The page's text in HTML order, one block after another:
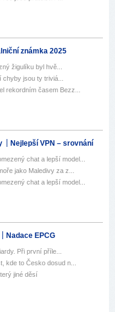
známka 2025
žigulíku byl hvě...
jsou ty triviá...
rekordním časem Bezz...
Nejlepší VPN – srovnání
chat a lepší model...
jako Maledivy za z...
chat a lepší model...
Nadace EPCG
Při první příle...
kde to Česko dosud n...
jiné děsí